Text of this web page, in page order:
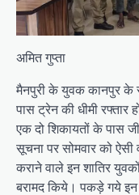
अमित गुप्ता
मैनपुरी के युवक कानपुर के
पास ट्रेन की धीमी रफ्तार
एक दो शिकायतों के पास
सूचना पर सोमवार को ऐसी
कराने वाले इन शातिर
बरामद किये। पकड़े गये